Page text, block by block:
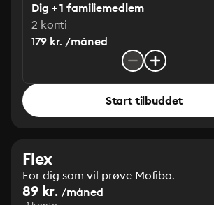
Dig + 1 familiemedlem
2 konti
179 kr. /måned
Start tilbuddet
Flex
For dig som vil prøve Mofibo.
89 kr. /måned